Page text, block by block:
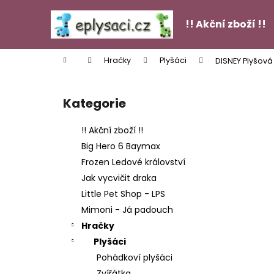
!! Akční zboží !!
Domů Hračky Plyšáci DISNEY
Přeskočit
kategorie
Kategorie
!! Akční zboží !!
Big Hero 6 Baymax
Frozen Ledové království
Jak vycvičit draka
Little Pet Shop - LPS
Mimoni - Já padouch
Hračky
Plyšáci
Pohádkoví plyšáci
í
Zpět
do
Zpět
do
FIGURKY GÁBININ KOUZELNÝ DOMEK - 13
449 Kč